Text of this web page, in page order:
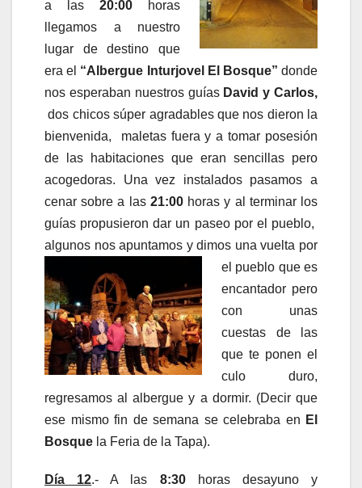
a las 20:00 horas
llegamos a nuestro
lugar de destino que
era el “Albergue Inturjovel El Bosque” donde
nos esperaban nuestros guías David y Carlos,
dos chicos súper agradables que nos dieron la
bienvenida, maletas fuera y a tomar posesión
de las habitaciones que eran sencillas pero
acogedoras. Una vez instalados pasamos a
cenar sobre a las 21:00horas y al terminar los
guías propusieron dar un paseo por el pueblo,
algunos nos apuntamos y dimos una vuelta por
el pueblo que es
encantador pero
con unas
cuestas de las
que te ponen el
culo duro,
regresamos al albergue y a dormir. (Decir que
ese mismo fin de semana se celebraba en El
Bosque la Feria de la Tapa).
Día 12.- A las 8:30horas desayuno y